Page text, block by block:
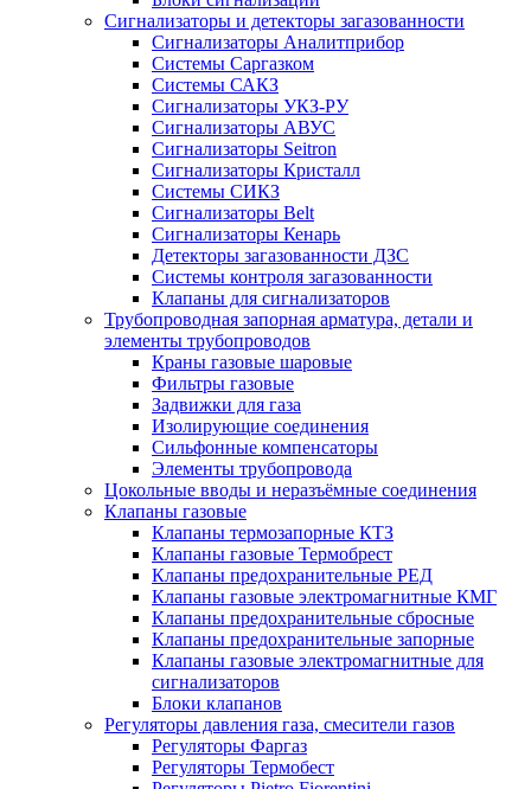
Сигнализаторы и детекторы загазованности
Сигнализаторы Аналитприбор
Системы Саргазком
Системы САКЗ
Сигнализаторы УКЗ-РУ
Сигнализаторы АВУС
Сигнализаторы Seitron
Сигнализаторы Кристалл
Системы СИКЗ
Сигнализаторы Belt
Сигнализаторы Кенарь
Детекторы загазованности ДЗС
Системы контроля загазованности
Клапаны для сигнализаторов
Трубопроводная запорная арматура, детали и
элементы трубопроводов
Краны газовые шаровые
Фильтры газовые
Задвижки для газа
Изолирующие соединения
Сильфонные компенсаторы
Элементы трубопровода
Цокольные вводы и неразъёмные соединения
Клапаны газовые
Клапаны термозапорные КТЗ
Клапаны газовые Термобрест
Клапаны предохранительные РЕД
Клапаны газовые электромагнитные КМГ
Клапаны предохранительные сбросные
Клапаны предохранительные запорные
Клапаны газовые электромагнитные для
сигнализаторов
Блоки клапанов
Регуляторы давления газа, смесители газов
Регуляторы Фаргаз
Регуляторы Термобест